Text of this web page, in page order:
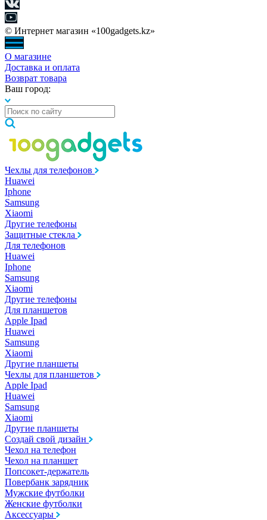
© Интернет магазин «100gadgets.kz»
О магазине
Доставка и оплата
Возврат товара
Ваш город:
Чехлы для телефонов
Huawei
Iphone
Samsung
Xiaomi
Другие телефоны
Защитные стекла
Для телефонов
Huawei
Iphone
Samsung
Xiaomi
Другие телефоны
Для планшетов
Apple Ipad
Huawei
Samsung
Xiaomi
Другие планшеты
Чехлы для планшетов
Apple Ipad
Huawei
Samsung
Xiaomi
Другие планшеты
Создай свой дизайн
Чехол на телефон
Чехол на планшет
Попсокет-держатель
Повербанк зарядник
Мужские футболки
Женские футболки
Аксессуары